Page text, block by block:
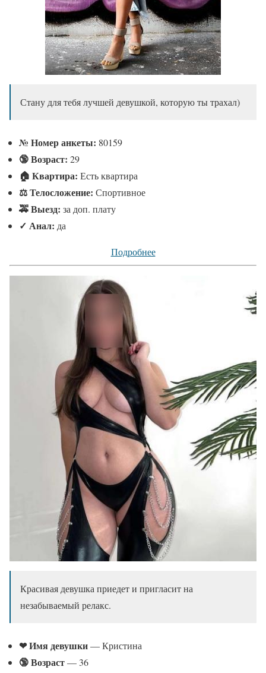
Стану для тебя лучшей девушкой, которую ты трахал)
№ Номер анкеты: 80159
🔞 Возраст: 29
🏠 Квартира: Есть квартира
⚖ Телосложение: Спортивное
🚕 Выезд: за доп. плату
✓ Анал: да
Подробнее
Красивая девушка приедет и пригласит на
незабываемый релакс.
❤ Имя девушки— Кристина
🔞 Возраст— 36